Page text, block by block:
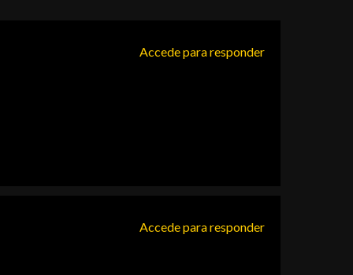
Accede para responder
Accede para responder